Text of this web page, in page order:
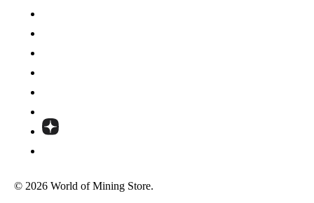
© 2026 World of Mining Store.